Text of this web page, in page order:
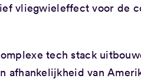
vliegwieleffect voor de
tech stack
van